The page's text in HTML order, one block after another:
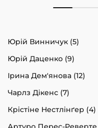
Юрій Винничук (5)
Юрій Даценко (9)
Ірина Дем'янова (12)
Чарлз Дікенс (7)
Крістіне Нестлінґер (4)